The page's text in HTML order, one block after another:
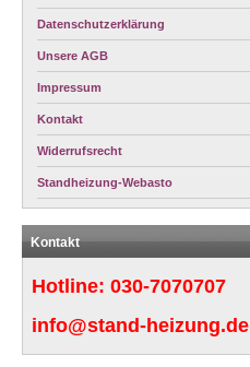
Datenschutzerklärung
Unsere AGB
Impressum
Kontakt
Widerrufsrecht
Standheizung-Webasto
Kontakt
Hotline: 030-7070707
info@stand-heizung.de